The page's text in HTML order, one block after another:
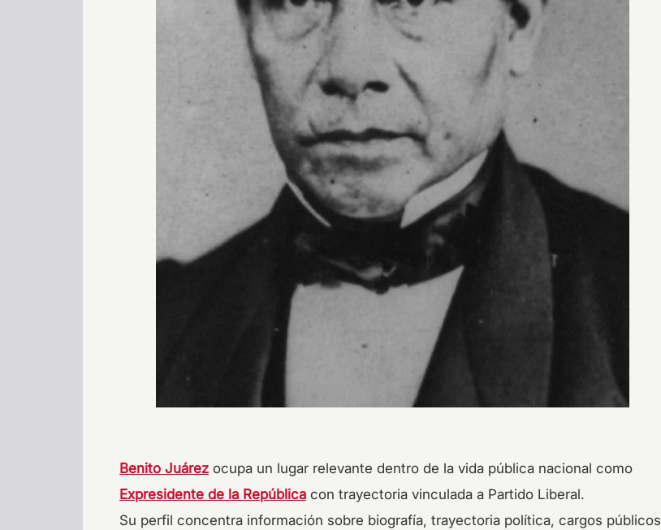
Benito Juárez ocupa un lugar relevante dentro de la vida pública nacional como
Expresidente de la República con trayectoria vinculada a Partido Liberal.
Su perfil concentra información sobre biografía, trayectoria política, cargos públicos